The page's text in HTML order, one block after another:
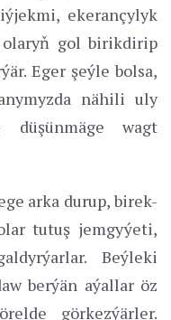
ekerançylyk
olaryň gol birikdirip
Eger şeýle bolsa,
nähili uly
düşünmäge wagt
arka durup, birek-
tutuş jemgyýeti,
Beýleki
berýän aýallar öz
görkezýärler.